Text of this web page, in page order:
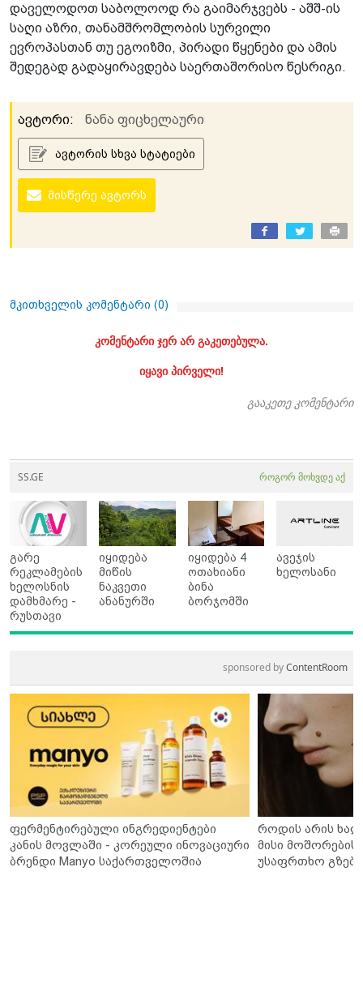
დაველოდოთ საბოლოოდ რა გაიმარჯვებს - აშშ-ის
საღი აზრი, თანამშრომლობის სურვილი
ევროპასთან თუ ეგოიზმი, პირადი წყენები და ამის
შედეგად გადაყირავდება საერთაშორისო წესრიგი.
ავტორი: ნანა ფიცხელაური
ავტორის სხვა სტატიები
მისწერე ავტორს
მკითხველის კომენტარი (0)
კომენტარი ჯერ არ გაკეთებულა.
იყავი პირველი!
გააკეთე კომენტარი
SS.GE როგორ მოხვდე აქ
გარე
რეკლამების
ხელოსნის
დამხმარე -
რუსთავი
იყიდება
მიწის
ნაკვეთი
ანანურში
იყიდება 4
ოთახიანი
ბინა
ბორჯომში
ავეჯის
ხელოსანი
sponsored byContentRoom
ფერმენტირებული ინგრედიენტები
კანის მოვლაში - კორეული ინოვაციური
ბრენდი Manyo საქართველოშია
როდის არის
მისი მოშორების
უსაფრთხო გზები